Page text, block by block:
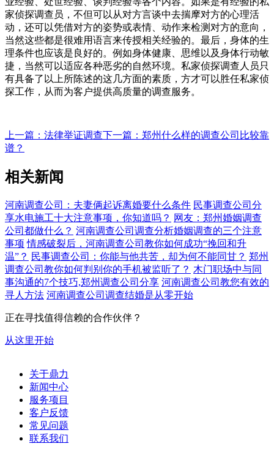
家侦探调查员，不但可以从对方言谈中去揣摩对方的心理活
动，还可以凭借对方的姿势或表情、动作来检测对方的意向，
当然这些都是很难用语言来传授相关经验的。最后，身体的生
理条件也应该是良好的。例如身体健康、思维以及身体行动敏
捷，当然可以适应各种恶劣的自然环境。私家侦探调查人员只
有具备了以上所陈述的这几方面的素质，方才可以胜任私家侦
探工作，从而为客户提供高质量的调查服务。
上一篇：法律举证调查下一篇：郑州什么样的调查公司比较靠
谱？
相关新闻
河南调查公司：夫妻俩起诉离婚要什么条件 民事调查公司分
享水电施工十大注意事项，你知道吗？ 网友：郑州婚姻调查
公司都做什么？ 河南调查公司调查分析婚姻调查的三个注意
事项 情感破裂后，河南调查公司教你如何成功“挽回和升
温”？ 民事调查公司：你能与他共苦，却为何不能同甘？ 郑州
调查公司教你如何判别你的手机被监听了？ 木门职场中与同
事沟通的7个技巧,郑州调查公司分享 河南调查公司教您有效的
寻人方法 河南调查公司调查结婚是从零开始
正在寻找值得信赖的合作伙伴？
从这里开始
关于鼎力
新闻中心
服务项目
客户反馈
常见问题
联系我们